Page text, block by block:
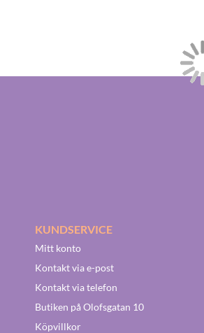
KUNDSERVICE
Mitt konto
Kontakt via e-post
Kontakt via telefon
Butiken på Olofsgatan 10
Köpvillkor